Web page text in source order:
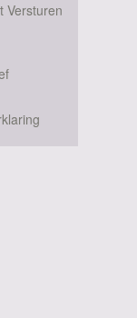
Versturen